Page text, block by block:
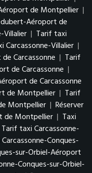
de Montpellier |
Aéroport de
Villalier | Tarif taxi
Carcassonne-Villalier |
Carcassonne | Tarif
de Carcassonne |
de Carcassonne
de Montpellier | Tarif
Montpellier | Réserver
de Montpellier | Taxi
Tarif taxi Carcassonne-
Conques-
sur-Orbiel-Aéroport
Conques-sur-Orbiel-